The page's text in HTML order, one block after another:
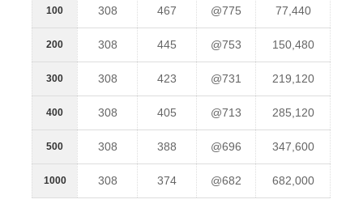
100 308 467 @775 77,440
200 308 445 @753 150,480
300 308 423 @731 219,120
400 308 405 @713 285,120
500 308 388 @696 347,600
1000 308 374 @682 682,000